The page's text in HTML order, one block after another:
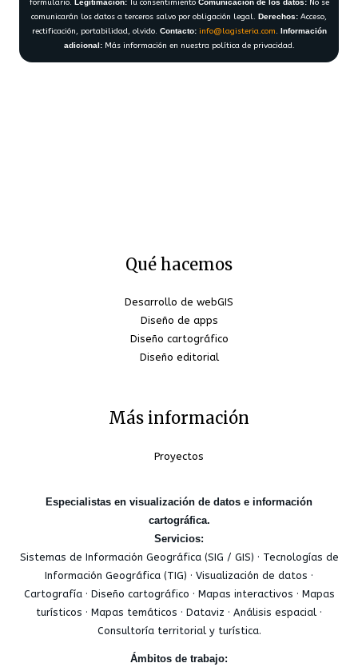
formulario. Legitimación:Tu consentimiento Comunicación de los datos:No se
comunicarán los datos a terceros salvo por obligación legal. Derechos: Acceso,
rectificación, portabilidad, olvido. Contacto: info@lagisteria.com.
Información
adicional:Más información en nuestra política de privacidad.
Qué hacemos
Desarrollo de webGIS
Diseño de apps
Diseño cartográfico
Diseño editorial
Más información
Proyectos
Especialistas en visualización de datos e información
cartográfica.
Servicios:
Sistemas de Información Geográfica (SIG / GIS) · Tecnologías de
Información Geográfica (TIG) · Visualización de datos ·
Cartografía · Diseño cartográfico · Mapas interactivos · Mapas
turísticos · Mapas temáticos · Dataviz · Análisis espacial ·
Consultoría territorial y turística.
Ámbitos de trabajo: